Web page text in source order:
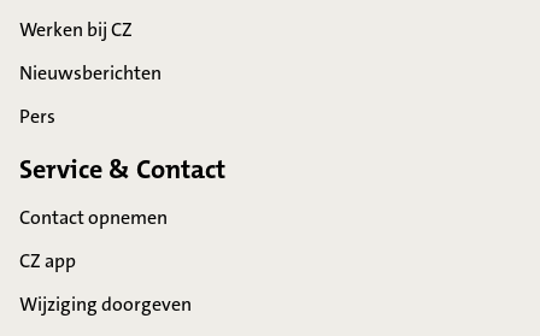
Werken bij CZ
Nieuwsberichten
Pers
Service & Contact
Contact opnemen
CZ app
Wijziging doorgeven